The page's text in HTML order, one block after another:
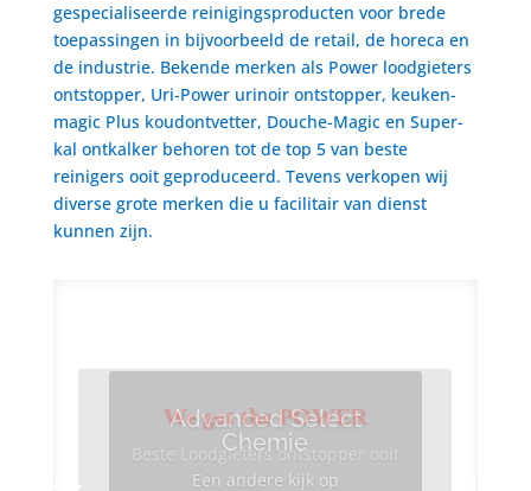
gespecialiseerde reinigingsproducten voor brede
toepassingen in bijvoorbeeld de retail, de horeca en
de industrie. Bekende merken als Power loodgieters
ontstopper, Uri-Power urinoir ontstopper, keuken-
magic Plus koudontvetter, Douche-Magic en Super-
kal ontkalker behoren tot de top 5 van beste
reinigers ooit geproduceerd. Tevens verkopen wij
diverse grote merken die u facilitair van dienst
kunnen zijn.
Advanced Select
Chemie
Een andere kijk op
We got the POWER
Beste Loodgieters ontstopper ooit